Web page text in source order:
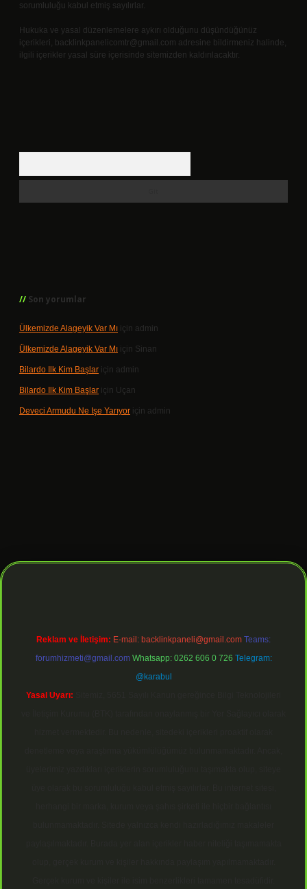
sorumluluğu kabul etmiş sayılırlar.
Hukuka ve yasal düzenlemelere aykırı olduğunu düşündüğünüz
içerikleri, backlinkpanelicomtr@gmail.com adresine bildirmeniz halinde,
ilgili içerikler yasal süre içerisinde sitemizden kaldırılacaktır.
Son yorumlar
Ülkemizde Alageyik Var Mı için admin
Ülkemizde Alageyik Var Mı için Sinan
Bilardo Ilk Kim Başlar için admin
Bilardo Ilk Kim Başlar için Uçan
Deveci Armudu Ne Işe Yarıyor için admin
giriş
Reklam ve İletişim: E-mail: backlinkpaneli@gmail.com Teams:
forumhizmeti@gmail.com Whatsapp: 0262 606 0 726 Telegram:
@karabul
Yasal Uyarı: